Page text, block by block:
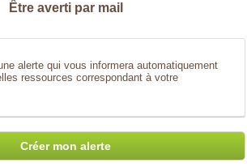
Être averti par mail
alerte qui vous informera automatiquement
ressources correspondant à votre
Créer mon alerte